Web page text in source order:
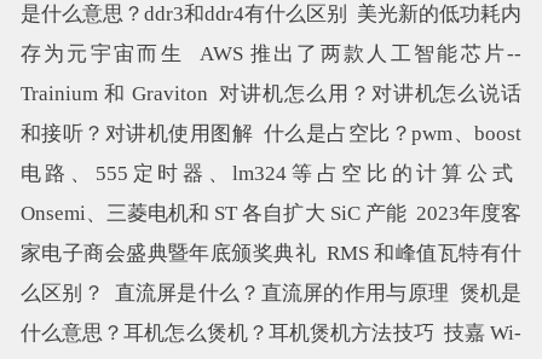
是什么意思？ddr3和ddr4有什么区别
美光新的低功耗内
存为元宇宙而生
AWS 推出了两款人工智能芯片--
Trainium 和 Graviton 对讲机怎么用？对讲机怎么说话
和接听？对讲机使用图解 什么是占空比？pwm、boost
电路、555定时器、lm324等占空比的计算公式
Onsemi、三菱电机和 ST 各自扩大 SiC 产能 2023年度客
家电子商会盛典暨年底颁奖典礼 RMS 和峰值瓦特有什
么区别？
直流屏是什么？直流屏的作用与原理 煲机是
什么意思？耳机怎么煲机？耳机煲机方法技巧 技嘉 Wi-